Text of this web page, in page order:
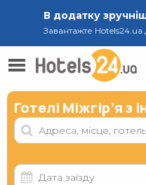
В додатку
Завантажте
Готелі Міжгір’я з